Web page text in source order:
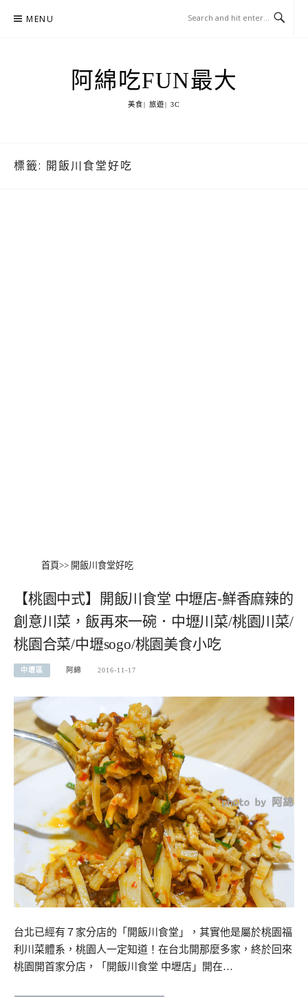
MENU
阿綿吃FUN最大
美食| 旅遊| 3C
標籤: 開飯川食堂好吃
首頁>> 開飯川食堂好吃
【桃園中式】開飯川食堂 中壢店‬-鮮香麻辣的
創意川菜，飯再來一碗．中壢川菜/桃園川菜/
桃園合菜/中壢sogo/桃園美食小吃
中壢區 阿綿 2016-11-17
台北已經有７家分店的「開飯川食堂」，其實他是屬於桃園福
利川菜體系，桃園人一定知道！在台北開那麼多家，終於回來
桃園開首家分店，「開飯川食堂 中壢店」開在…